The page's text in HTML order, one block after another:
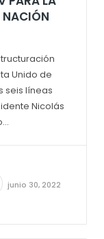
NACIÓN
Unido de
seis líneas
Nicolás
junio 30, 2022